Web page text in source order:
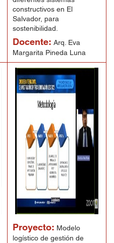
constructivos en El
Salvador, para
sostenibilidad.
Docente: Arq. Eva
Margarita Pineda Luna
Proyecto: Modelo
logístico de gestión de